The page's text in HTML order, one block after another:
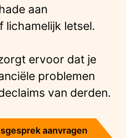
aan
lichamelijk letsel.
ervoor dat je
problemen
van derden.
aanvragen